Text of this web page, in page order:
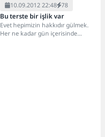
10.09.2012 22:48 78
Bu terste bir işlik var
Evet hepimizin hakkıdır gülmek.
Her ne kadar gün içerisinde